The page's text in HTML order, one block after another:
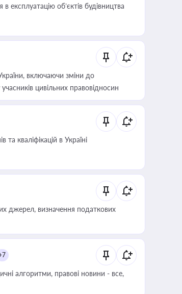
експлуатацію об’єктів будівництва
включаючи зміни до
цивільних правовідносин
кваліфікацій в Україні
джерел, визначення податкових
алгоритми, правові новини - все,